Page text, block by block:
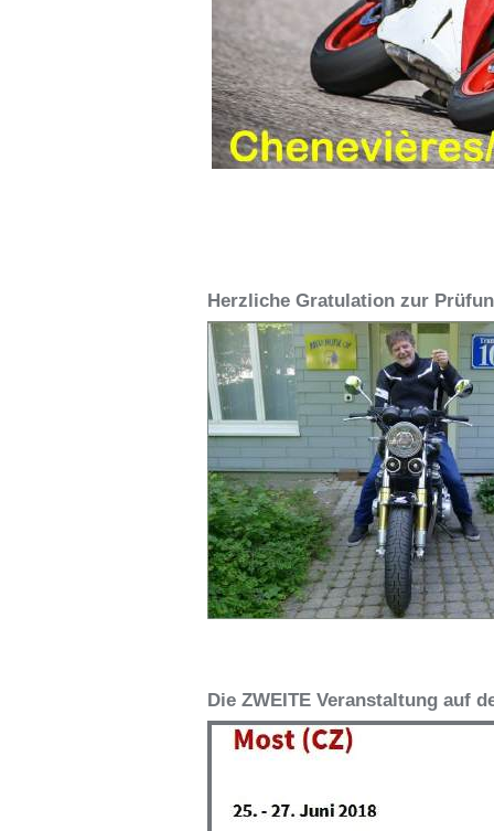
Herzliche Gratulation zur
Die ZWEITE Veranstaltung auf